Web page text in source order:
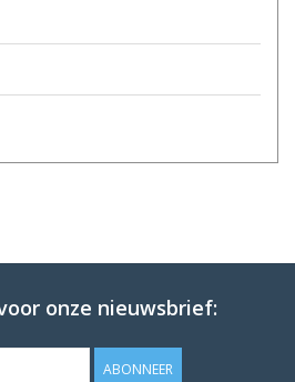
onze nieuwsbrief:
ABONNEER